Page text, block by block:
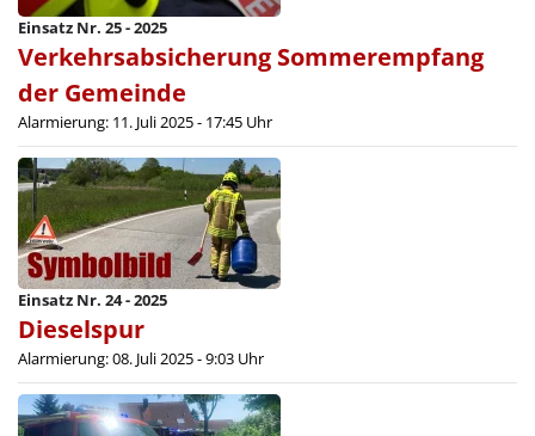
Einsatz Nr. 25 - 2025
Verkehrsabsicherung Sommerempfang
der Gemeinde
Alarmierung: 11. Juli 2025 - 17:45 Uhr
Einsatz Nr. 24 - 2025
Dieselspur
Alarmierung: 08. Juli 2025 - 9:03 Uhr